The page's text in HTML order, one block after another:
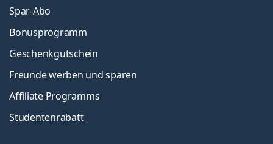
Spar-Abo
Bonusprogramm
Geschenkgutschein
Freunde werben und sparen
Affiliate Programms
Studentenrabatt